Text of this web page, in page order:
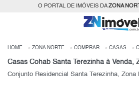
O PORTAL DE IMÓVEIS DAZONA
HOME ZONA NORTE COMPRAR CASAS
Conjunto Residencial Santa Terezinha, Zona